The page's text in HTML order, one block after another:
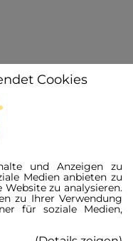
Cookies
und Anzeigen zu
Medien anbieten zu
zu analysieren.
zu Ihrer Verwendung
für soziale Medien,